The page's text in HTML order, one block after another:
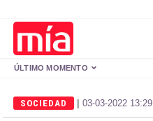
ÚLTIMO MOMENTO
SOCIEDAD | 03-03-2022 13:29